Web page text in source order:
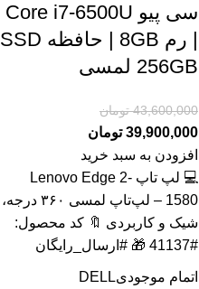
سی پیو Core i7-6500U
| رم 8GB | حافظه SSD
256GB لمسی
43,600,000 تومان
39,900,000 تومان
افزودن به سبد خرید
💻 لپ تاپ Lenovo Edge 2-
1580 – لپ‌تاپ لمسی ۳۶۰ درجه،
شیک و کاربردی 🔖 کد محصول:
#41137 🎁 #ارسال_رایگان
اتمام موجودیDELL